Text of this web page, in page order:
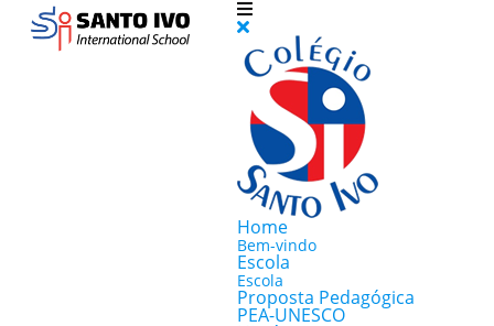
Home
Bem-vindo
Escola
Escola
Proposta Pedagógica
PEA-UNESCO